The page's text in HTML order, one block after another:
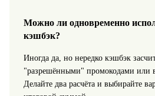
Можно ли одновременно
кэшбэк?
Иногда да, но нередко кэшбэк
"разрешёнными" промокодами или
Делайте два расчёта и выбирайте